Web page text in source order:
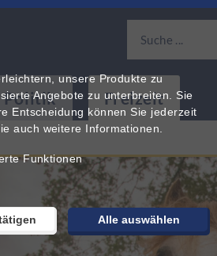
Politik Freizeit
unsere Produkte zu
Angebote zu unterbreiten. Sie
Entscheidung können Sie jederzeit
auch weitere Informationen.
Funktionen
Alle auswählen